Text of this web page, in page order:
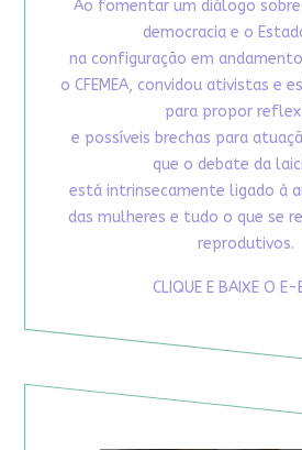
Ao fomentar um diálogo
democracia e o
na configuração em
o CFEMEA, convidou ativistas e
para propor
e possíveis brechas para
que o debate da
está intrinsecamente ligado à
das mulheres e tudo o que se
reprodutivos.
CLIQUE E BAIXE O